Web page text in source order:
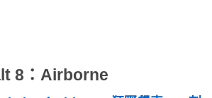
8：Airborne